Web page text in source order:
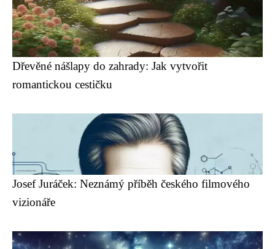
Dřevěné nášlapy do zahrady: Jak vytvořit
romantickou cestičku
Josef Juráček: Neznámý příběh českého filmového
vizionáře